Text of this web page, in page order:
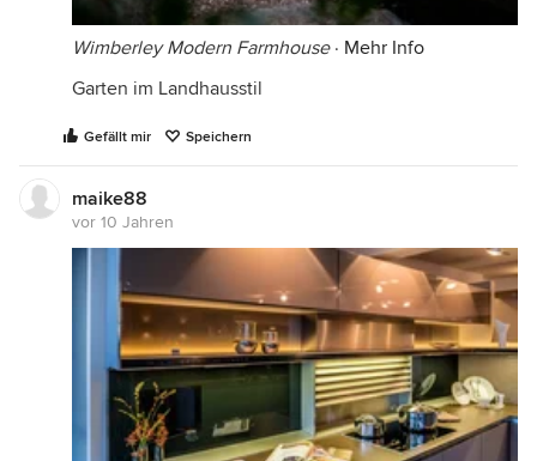
Wimberley Modern Farmhouse· Mehr Info
Garten im Landhausstil
Gefällt mir Speichern
maike88
vor 10 Jahren